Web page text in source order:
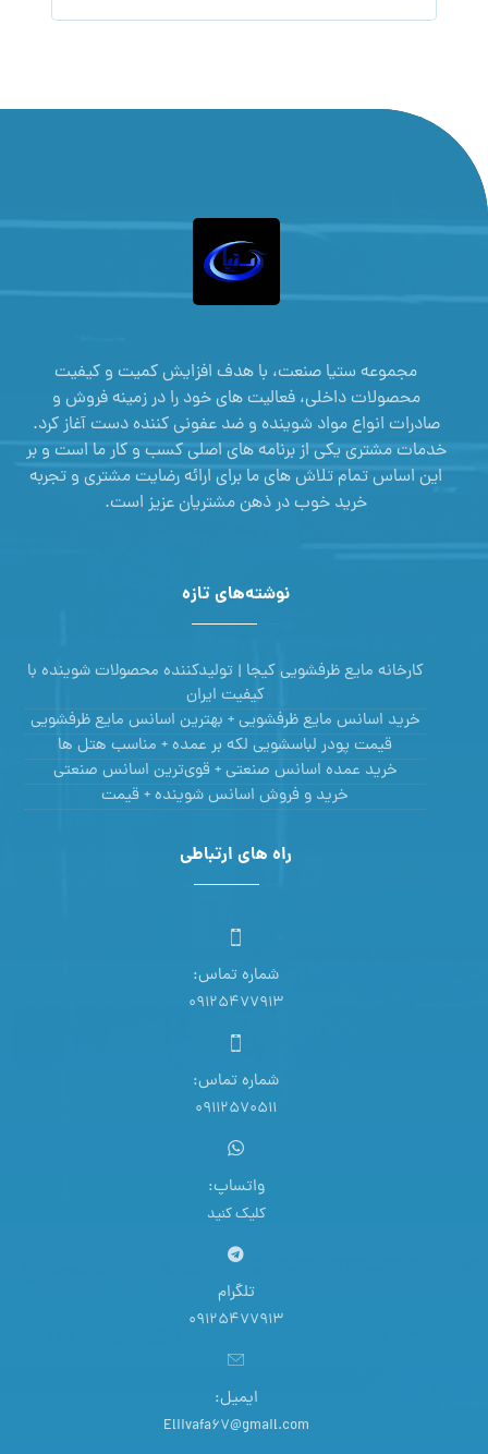
مجموعه ستیا صنعت، با هدف افزایش کمیت و کیفیت
محصولات داخلی، فعالیت های خود را در زمینه فروش و
صادرات انواع مواد شوینده و ضد عفونی کننده دست آغاز کرد.
خدمات مشتری یکی از برنامه های اصلی کسب و کار ما است و بر
این اساس تمام تلاش های ما برای ارائه رضایت مشتری و تجربه
خرید خوب در ذهن مشتریان عزیز است.
نوشته‌های تازه
کارخانه مایع ظرفشویی کیجا | تولیدکننده محصولات شوینده با
کیفیت ایران
خرید اسانس مایع ظرفشویی + بهترین اسانس مایع ظرفشویی
قیمت پودر لباسشویی لکه بر عمده + مناسب هتل ها
خرید عمده اسانس صنعتی + قوی‌ترین اسانس‌ صنعتی
خرید و فروش اسانس شوینده + قیمت
راه های ارتباطی
شماره تماس:
09125477913
شماره تماس:
09112570511
واتساپ:
کلیک کنید
تلگرام
09125477913
ایمیل:
Eliivafa67@gmail.com